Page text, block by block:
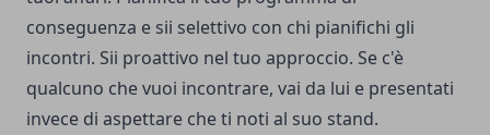
conseguenza e sii selettivo con chi pianifichi gli
incontri. Sii proattivo nel tuo approccio. Se c'è
qualcuno che vuoi incontrare, vai da lui e presentati
invece di aspettare che ti noti al suo stand.